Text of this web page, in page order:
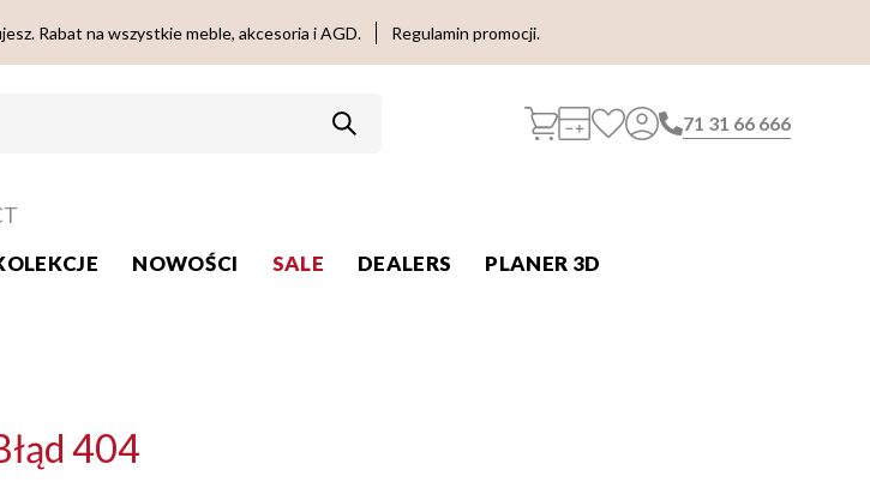
Rabat na wszystkie meble, akcesoria i AGD. Regulamin promocji.
71 31 66 666
NOWOŚCI SALE DEALERS PLANER 3D
404